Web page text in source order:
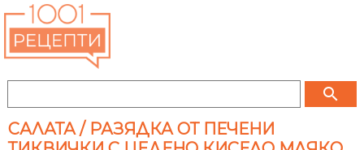
search
САЛАТА / РАЗЯДКА ОТ ПЕЧЕНИ